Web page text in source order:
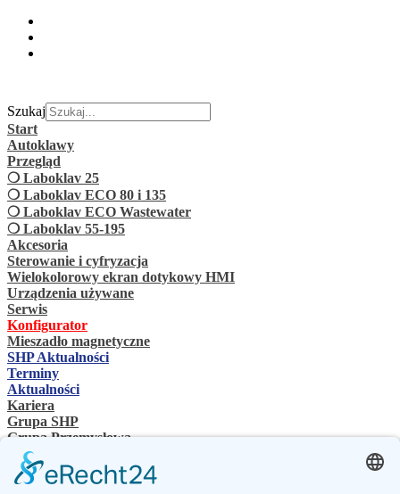
Szukaj
Start
Autoklawy
Przegląd
❍ Laboklav 25
❍ Laboklav ECO 80 i 135
❍ Laboklav ECO Wastewater
❍ Laboklav 55-195
Akcesoria
Sterowanie i cyfryzacja
Wielokolorowy ekran dotykowy HMI
Urządzenia używane
Serwis
Konfigurator
Mieszadło magnetyczne
SHP Aktualności
Terminy
Aktualności
Kariera
Grupa SHP
Grupa Przemysłowa
Osoba kontaktowa
Kontakt
Sprzedawcy specjalistyczni